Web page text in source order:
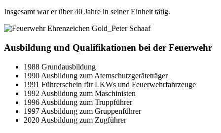
Insgesamt war er über 40 Jahre in seiner Einheit tätig.
Ausbildung und Qualifikationen bei der Feuerwehr
1988 Grundausbildung
1990 Ausbildung zum Atemschutzgeräteträger
1991 Führerschein für LKWs und Feuerwehrfahrzeuge
1992 Ausbildung zum Maschinisten
1996 Ausbildung zum Truppführer
1997 Ausbildung zum Gruppenführer
2020 Ausbildung zum Zugführer